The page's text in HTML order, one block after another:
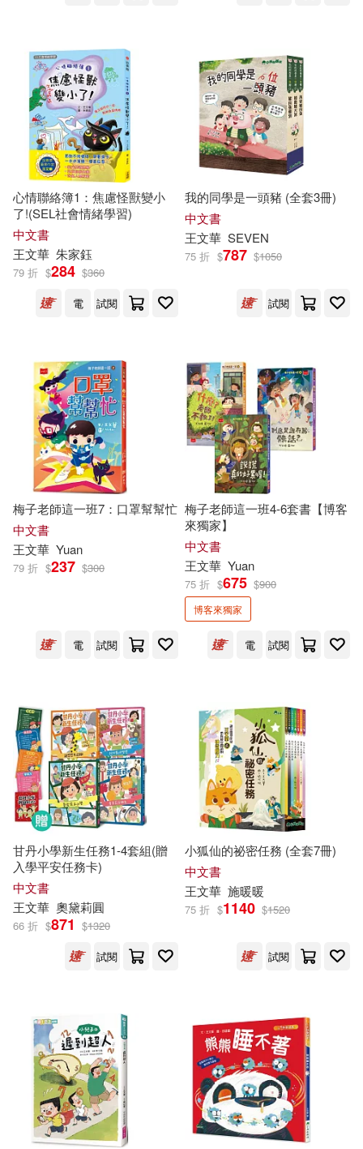
陳啓淦(6)
徐國能(5)
湯芝萱(5)
童嘉(5) 謝鴻文(5)
陳昇群(5) 陳景聰(5)
劉旭恭(4)
劉清彥(4) 曹俊彥(4)
王文華等(4) 莊榮祚(4)
蔡宜容(4)
蔡淑媖(4) 阿德蝸(4)
陳郁如(4) 陶樂蒂(4)
黃秋芳(4)
周惠玲(3) 安石榴(3)
張友漁(3) 張洪濤(3)
海狗房東(3) 王春子(3)
程有為(3) 花格子(3)
黃海(3)
《中華古詩文萃》編選組(2)
余湘(2)
傑夫．約翰．羅伯茲(2)
中華書局(5)
清華大學出版社(5)
蛋白質女孩(5)
北京圖書館出版社(4)
吉林美術出版社(4)
安徽少年兒童出版社(4)
江蘇鳳凰科學技術出版社(4)
立信會計出版社(4)
聯合文學(4)
科學出版社(3) 科寶文化(3)
衛生福利部社會及家庭署(3)
遠流(3) 三民(2)
中國勞動社會保障出版社(2)
中國海洋大學出版社(2)
外文出版社(2)
外語教學與研究出版社(2)
小漫遊文化(2)
本週上市新品(1)
電子書 (可複選)
適合手機平板閱讀(38)
適合平板閱讀(80)
現在可購買商品(357)
作者/演唱/譯/編/繪(587)
價格
範圍
心情聯絡簿1：焦慮怪獸變小
了!(SEL社會情緒學習)
中文書
王文華 朱家鈺
79 折 $284 $360
電
試閱
我的同學是一頭豬 (全套3冊)
中文書
王文華 SEVEN
75 折 $787 $1050
試閱
梅子老師這一班7：口罩幫幫忙
中文書
王文華 Yuan
79 折 $237 $300
電 試閱
梅子老師這一班4-6套書【博客
來獨家】
中文書
王文華 Yuan
75 折 $675 $900
博客來獨家
電 試閱
甘丹小學新生任務1-4套組(贈
入學平安任務卡)
中文書
王文華 奧黛莉圓
66 折 $871 $1320
試閱
小狐仙的祕密任務 (全套7冊)
中文書
王文華 施暖暖
75 折 $1140 $1520
試閱